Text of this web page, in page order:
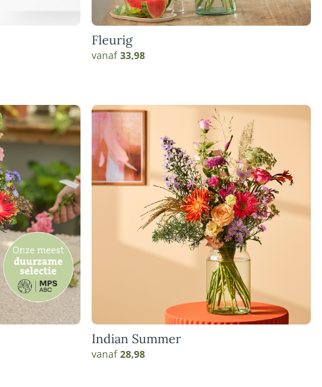
Fleurig
vanaf33,98
Indian Summer
vanaf28,98